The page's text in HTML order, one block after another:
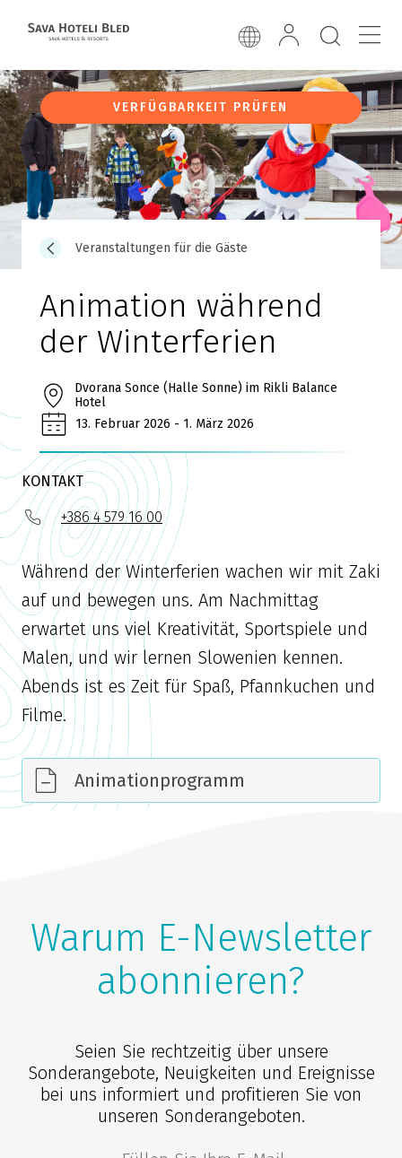
VERFÜGBARKEIT PRÜFEN
Veranstaltungen für die Gäste
Animation während
der Winterferien
Dvorana Sonce (Halle Sonne) im Rikli Balance
Hotel
13. Februar 2026 - 1. März 2026
KONTAKT
+386 4 579 16 00
Während der Winterferien wachen wir mit Zaki
auf und bewegen uns. Am Nachmittag
erwartet uns viel Kreativität, Sportspiele und
Malen, und wir lernen Slowenien kennen.
Abends ist es Zeit für Spaß, Pfannkuchen und
Filme.
Animationprogramm
Warum E-Newsletter
abonnieren?
Seien Sie rechtzeitig über unsere
Sonderangebote, Neuigkeiten und Ereignisse
bei uns informiert und profitieren Sie von
unseren Sonderangeboten.